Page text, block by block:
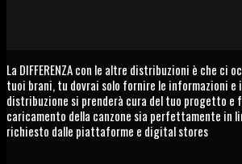
La DIFFERENZA con le altre distribuzioni è che ci
tuoi brani, tu dovrai solo fornire le informazioni e
distribuzione si prenderà cura del tuo progetto e
caricamento della canzone sia perfettamente in
richiesto dalle piattaforme e digital stores